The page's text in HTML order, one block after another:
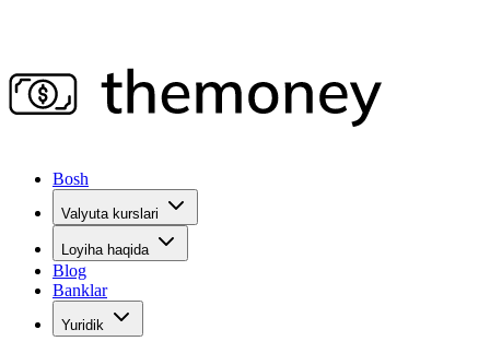
Bosh
Valyuta kurslari
Loyiha haqida
Blog
Banklar
Yuridik